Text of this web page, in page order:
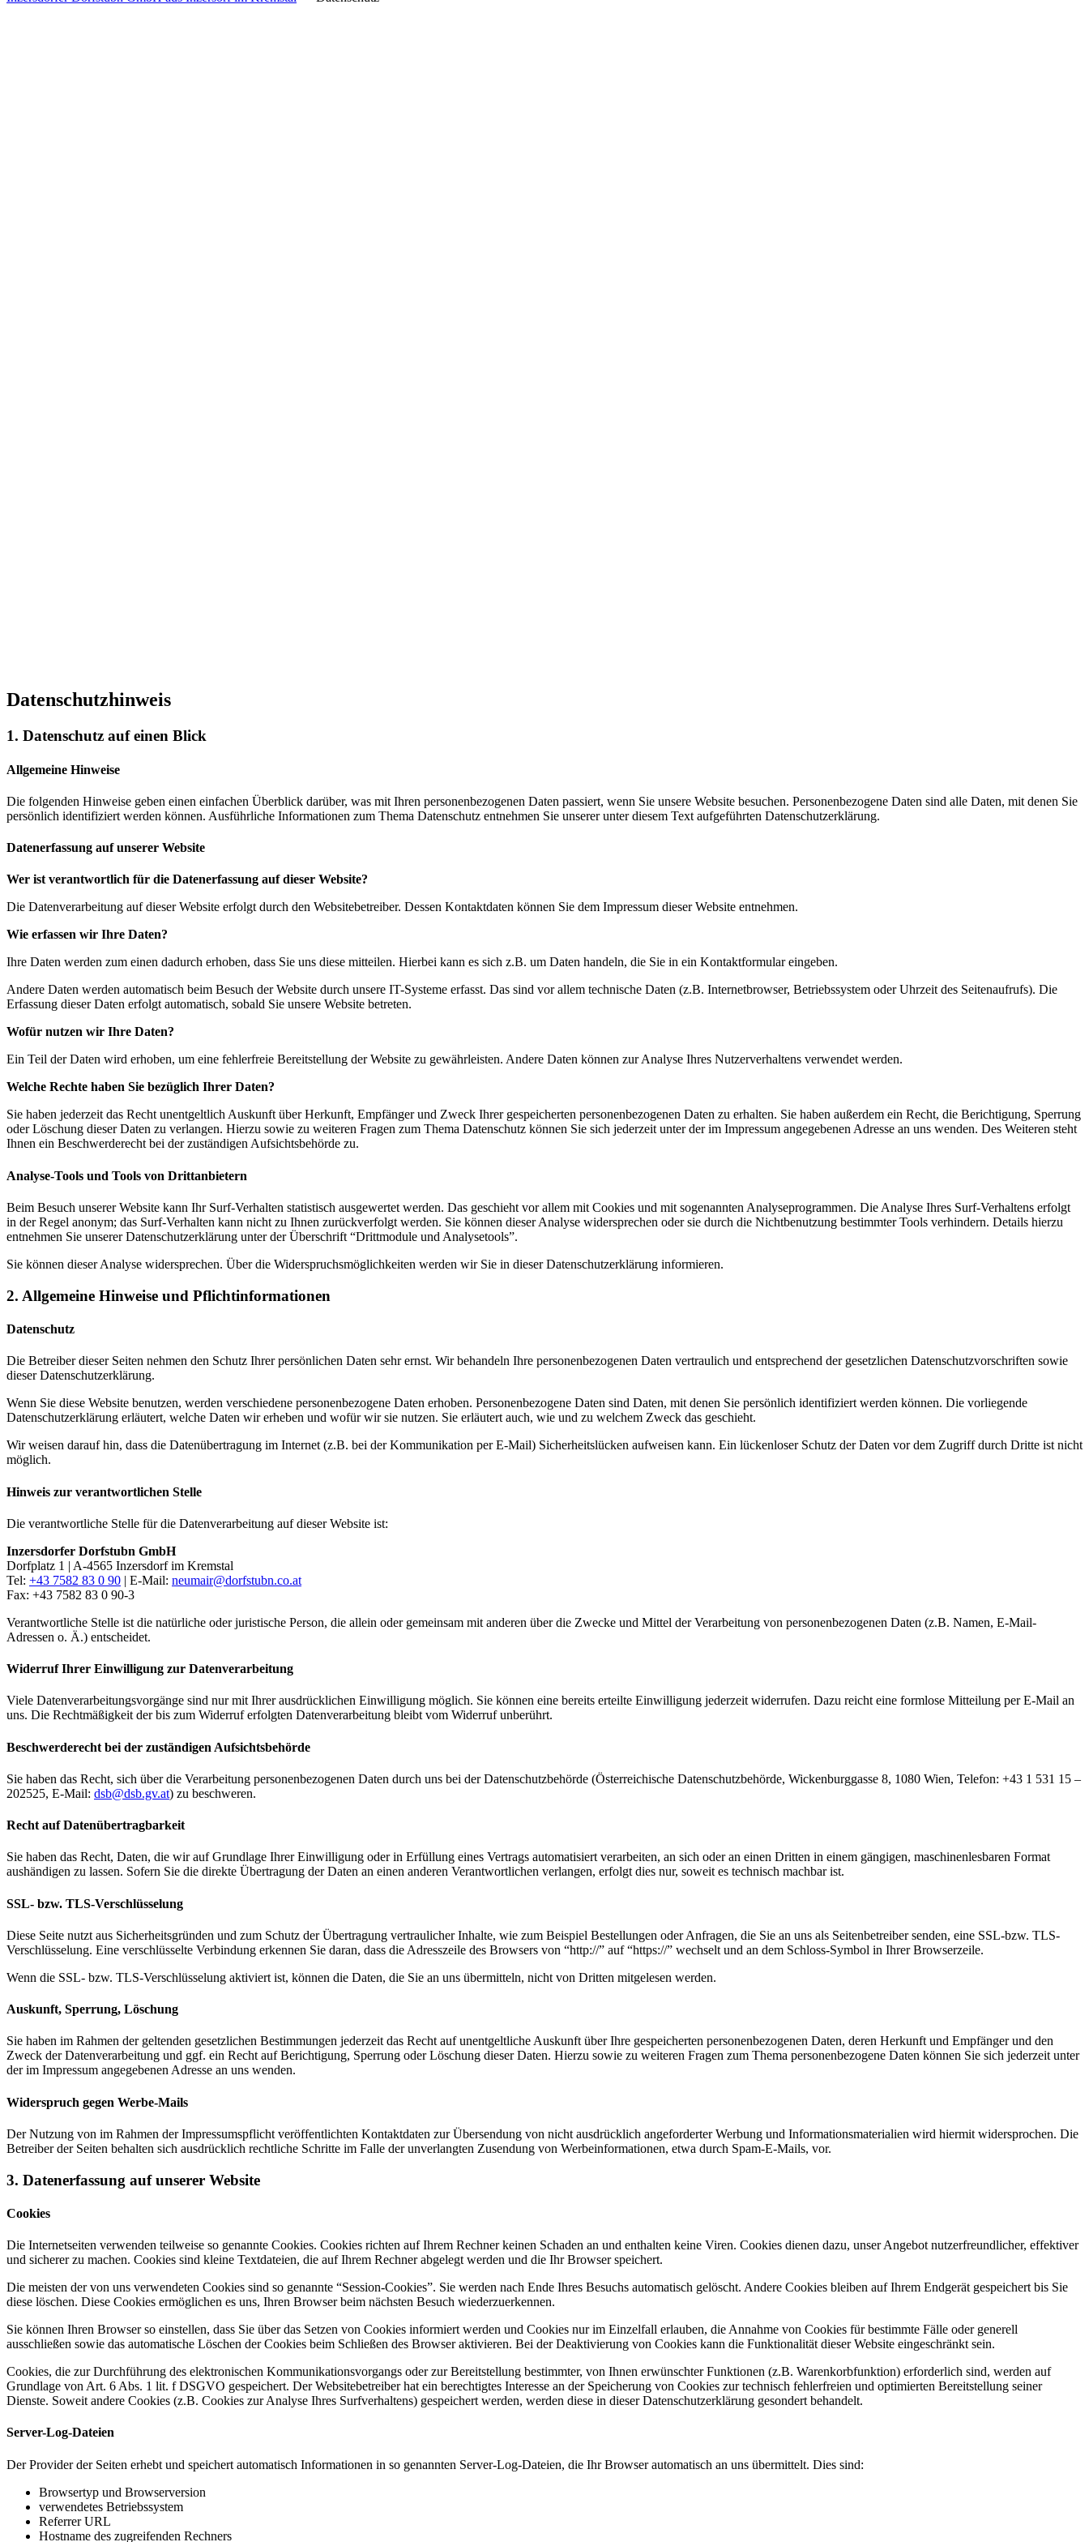
Datenschutzhinweis
1. Datenschutz auf einen Blick
Allgemeine Hinweise
Die folgenden Hinweise geben einen einfachen Überblick darüber, was mit Ihren personenbezogenen Daten passiert, wenn Sie unsere Website besuchen. Personenbezogene Daten sind alle Daten, mit denen Sie
persönlich identifiziert werden können. Ausführliche Informationen zum Thema Datenschutz entnehmen Sie unserer unter diesem Text aufgeführten Datenschutzerklärung.
Datenerfassung auf unserer Website
Wer ist verantwortlich für die Datenerfassung auf dieser Website?
Die Datenverarbeitung auf dieser Website erfolgt durch den Websitebetreiber. Dessen Kontaktdaten können Sie dem Impressum dieser Website entnehmen.
Wie erfassen wir Ihre Daten?
Ihre Daten werden zum einen dadurch erhoben, dass Sie uns diese mitteilen. Hierbei kann es sich z.B. um Daten handeln, die Sie in ein Kontaktformular eingeben.
Andere Daten werden automatisch beim Besuch der Website durch unsere IT-Systeme erfasst. Das sind vor allem technische Daten (z.B. Internetbrowser, Betriebssystem oder Uhrzeit des Seitenaufrufs). Die
Erfassung dieser Daten erfolgt automatisch, sobald Sie unsere Website betreten.
Wofür nutzen wir Ihre Daten?
Ein Teil der Daten wird erhoben, um eine fehlerfreie Bereitstellung der Website zu gewährleisten. Andere Daten können zur Analyse Ihres Nutzerverhaltens verwendet werden.
Welche Rechte haben Sie bezüglich Ihrer Daten?
Sie haben jederzeit das Recht unentgeltlich Auskunft über Herkunft, Empfänger und Zweck Ihrer gespeicherten personenbezogenen Daten zu erhalten. Sie haben außerdem ein Recht, die Berichtigung, Sperrung
oder Löschung dieser Daten zu verlangen. Hierzu sowie zu weiteren Fragen zum Thema Datenschutz können Sie sich jederzeit unter der im Impressum angegebenen Adresse an uns wenden. Des Weiteren steht
Ihnen ein Beschwerderecht bei der zuständigen Aufsichtsbehörde zu.
Analyse-Tools und Tools von Drittanbietern
Beim Besuch unserer Website kann Ihr Surf-Verhalten statistisch ausgewertet werden. Das geschieht vor allem mit Cookies und mit sogenannten Analyseprogrammen. Die Analyse Ihres Surf-Verhaltens erfolgt
in der Regel anonym; das Surf-Verhalten kann nicht zu Ihnen zurückverfolgt werden. Sie können dieser Analyse widersprechen oder sie durch die Nichtbenutzung bestimmter Tools verhindern. Details hierzu
entnehmen Sie unserer Datenschutzerklärung unter der Überschrift “Drittmodule und Analysetools”.
Sie können dieser Analyse widersprechen. Über die Widerspruchsmöglichkeiten werden wir Sie in dieser Datenschutzerklärung informieren.
2. Allgemeine Hinweise und Pflichtinformationen
Datenschutz
Die Betreiber dieser Seiten nehmen den Schutz Ihrer persönlichen Daten sehr ernst. Wir behandeln Ihre personenbezogenen Daten vertraulich und entsprechend der gesetzlichen Datenschutzvorschriften sowie
dieser Datenschutzerklärung.
Wenn Sie diese Website benutzen, werden verschiedene personenbezogene Daten erhoben. Personenbezogene Daten sind Daten, mit denen Sie persönlich identifiziert werden können. Die vorliegende
Datenschutzerklärung erläutert, welche Daten wir erheben und wofür wir sie nutzen. Sie erläutert auch, wie und zu welchem Zweck das geschieht.
Wir weisen darauf hin, dass die Datenübertragung im Internet (z.B. bei der Kommunikation per E-Mail) Sicherheitslücken aufweisen kann. Ein lückenloser Schutz der Daten vor dem Zugriff durch Dritte ist nicht
möglich.
Hinweis zur verantwortlichen Stelle
Die verantwortliche Stelle für die Datenverarbeitung auf dieser Website ist:
Inzersdorfer Dorfstubn GmbH
Dorfplatz 1 | A-4565 Inzersdorf im Kremstal
Tel: +43 7582 83 0 90 | E-Mail: neumair@dorfstubn.co.at
Fax: +43 7582 83 0 90-3
Verantwortliche Stelle ist die natürliche oder juristische Person, die allein oder gemeinsam mit anderen über die Zwecke und Mittel der Verarbeitung von personenbezogenen Daten (z.B. Namen, E-Mail-
Adressen o. Ä.) entscheidet.
Widerruf Ihrer Einwilligung zur Datenverarbeitung
Viele Datenverarbeitungsvorgänge sind nur mit Ihrer ausdrücklichen Einwilligung möglich. Sie können eine bereits erteilte Einwilligung jederzeit widerrufen. Dazu reicht eine formlose Mitteilung per E-Mail an
uns. Die Rechtmäßigkeit der bis zum Widerruf erfolgten Datenverarbeitung bleibt vom Widerruf unberührt.
Beschwerderecht bei der zuständigen Aufsichtsbehörde
Sie haben das Recht, sich über die Verarbeitung personenbezogenen Daten durch uns bei der Datenschutzbehörde (Österreichische Datenschutzbehörde, Wickenburggasse 8, 1080 Wien, Telefon: +43 1 531 15 –
202525, E-Mail: dsb@dsb.gv.at) zu beschweren.
Recht auf Datenübertragbarkeit
Sie haben das Recht, Daten, die wir auf Grundlage Ihrer Einwilligung oder in Erfüllung eines Vertrags automatisiert verarbeiten, an sich oder an einen Dritten in einem gängigen, maschinenlesbaren Format
aushändigen zu lassen. Sofern Sie die direkte Übertragung der Daten an einen anderen Verantwortlichen verlangen, erfolgt dies nur, soweit es technisch machbar ist.
SSL- bzw. TLS-Verschlüsselung
Diese Seite nutzt aus Sicherheitsgründen und zum Schutz der Übertragung vertraulicher Inhalte, wie zum Beispiel Bestellungen oder Anfragen, die Sie an uns als Seitenbetreiber senden, eine SSL-bzw. TLS-
Verschlüsselung. Eine verschlüsselte Verbindung erkennen Sie daran, dass die Adresszeile des Browsers von “http://” auf “https://” wechselt und an dem Schloss-Symbol in Ihrer Browserzeile.
Wenn die SSL- bzw. TLS-Verschlüsselung aktiviert ist, können die Daten, die Sie an uns übermitteln, nicht von Dritten mitgelesen werden.
Auskunft, Sperrung, Löschung
Sie haben im Rahmen der geltenden gesetzlichen Bestimmungen jederzeit das Recht auf unentgeltliche Auskunft über Ihre gespeicherten personenbezogenen Daten, deren Herkunft und Empfänger und den
Zweck der Datenverarbeitung und ggf. ein Recht auf Berichtigung, Sperrung oder Löschung dieser Daten. Hierzu sowie zu weiteren Fragen zum Thema personenbezogene Daten können Sie sich jederzeit unter
der im Impressum angegebenen Adresse an uns wenden.
Widerspruch gegen Werbe-Mails
Der Nutzung von im Rahmen der Impressumspflicht veröffentlichten Kontaktdaten zur Übersendung von nicht ausdrücklich angeforderter Werbung und Informationsmaterialien wird hiermit widersprochen. Die
Betreiber der Seiten behalten sich ausdrücklich rechtliche Schritte im Falle der unverlangten Zusendung von Werbeinformationen, etwa durch Spam-E-Mails, vor.
3. Datenerfassung auf unserer Website
Cookies
Die Internetseiten verwenden teilweise so genannte Cookies. Cookies richten auf Ihrem Rechner keinen Schaden an und enthalten keine Viren. Cookies dienen dazu, unser Angebot nutzerfreundlicher, effektiver
und sicherer zu machen. Cookies sind kleine Textdateien, die auf Ihrem Rechner abgelegt werden und die Ihr Browser speichert.
Die meisten der von uns verwendeten Cookies sind so genannte “Session-Cookies”. Sie werden nach Ende Ihres Besuchs automatisch gelöscht. Andere Cookies bleiben auf Ihrem Endgerät gespeichert bis Sie
diese löschen. Diese Cookies ermöglichen es uns, Ihren Browser beim nächsten Besuch wiederzuerkennen.
Sie können Ihren Browser so einstellen, dass Sie über das Setzen von Cookies informiert werden und Cookies nur im Einzelfall erlauben, die Annahme von Cookies für bestimmte Fälle oder generell
ausschließen sowie das automatische Löschen der Cookies beim Schließen des Browser aktivieren. Bei der Deaktivierung von Cookies kann die Funktionalität dieser Website eingeschränkt sein.
Cookies, die zur Durchführung des elektronischen Kommunikationsvorgangs oder zur Bereitstellung bestimmter, von Ihnen erwünschter Funktionen (z.B. Warenkorbfunktion) erforderlich sind, werden auf
Grundlage von Art. 6 Abs. 1 lit. f DSGVO gespeichert. Der Websitebetreiber hat ein berechtigtes Interesse an der Speicherung von Cookies zur technisch fehlerfreien und optimierten Bereitstellung seiner
Dienste. Soweit andere Cookies (z.B. Cookies zur Analyse Ihres Surfverhaltens) gespeichert werden, werden diese in dieser Datenschutzerklärung gesondert behandelt.
Server-Log-Dateien
Der Provider der Seiten erhebt und speichert automatisch Informationen in so genannten Server-Log-Dateien, die Ihr Browser automatisch an uns übermittelt. Dies sind:
Browsertyp und Browserversion
verwendetes Betriebssystem
Referrer URL
Hostname des zugreifenden Rechners